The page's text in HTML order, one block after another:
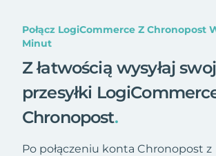
Połącz LogiCommerce Z Chronopost
Minut
Z łatwością wysyłaj
przesyłki
Chronopost.
Po połączeniu konta Chronopost z